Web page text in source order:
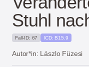
Stuhl
Fall-ID: 67 ICD: B15.9
Autor*in: Lászlo Füzesi